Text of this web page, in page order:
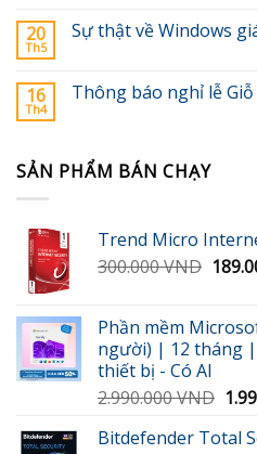
20
Th5
Sự thật về Windows
16
Th4
Thông báo nghỉ lễ
SẢN PHẨM BÁN CHẠY
Trend Micro
300.000VND Giá
Phần mềm
người) | 12 tháng
thiết bị - Có AI
2.990.000VND Giá
là:
Bitdefender Total